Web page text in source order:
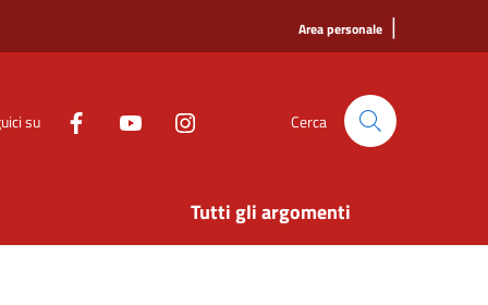
Area personale |
su Cerca
Tutti gli argomenti